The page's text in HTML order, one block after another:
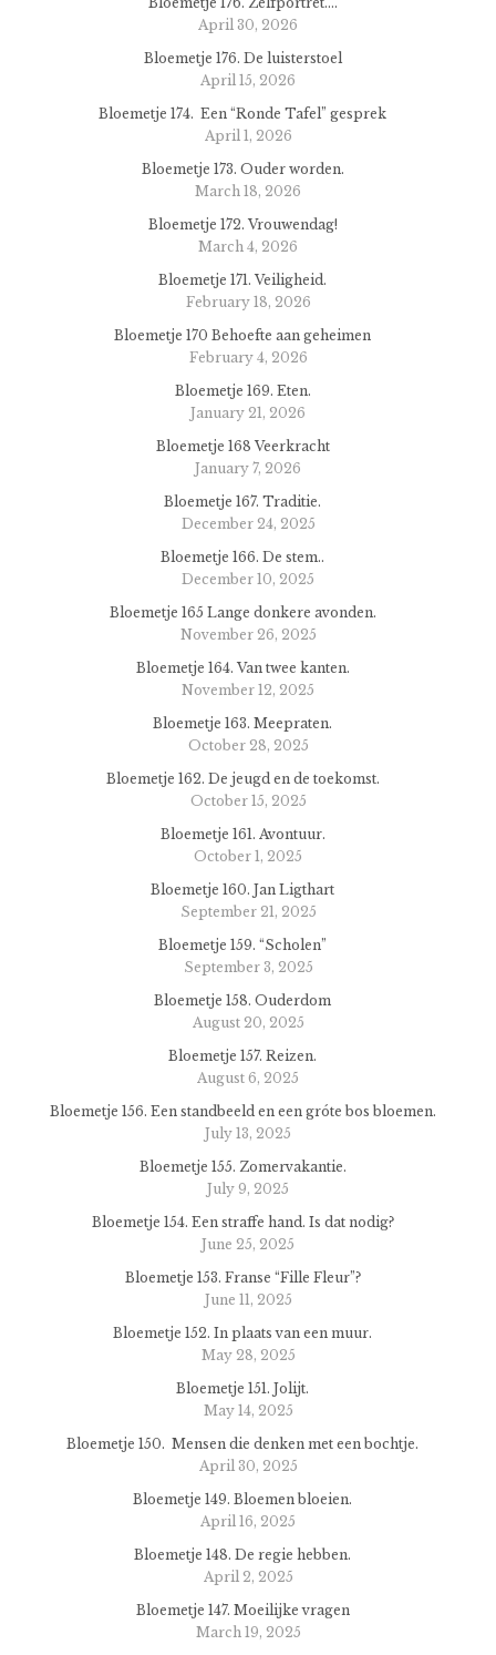
April 30, 2026
Bloemetje 176. De luisterstoel
April 15, 2026
Bloemetje 174. Een “Ronde Tafel” gesprek
April 1, 2026
Bloemetje 173. Ouder worden.
March 18, 2026
Bloemetje 172. Vrouwendag!
March 4, 2026
Bloemetje 171. Veiligheid.
February 18, 2026
Bloemetje 170 Behoefte aan geheimen
February 4, 2026
Bloemetje 169. Eten.
January 21, 2026
Bloemetje 168 Veerkracht
January 7, 2026
Bloemetje 167. Traditie.
December 24, 2025
Bloemetje 166. De stem..
December 10, 2025
Bloemetje 165 Lange donkere avonden.
November 26, 2025
Bloemetje 164. Van twee kanten.
November 12, 2025
Bloemetje 163. Meepraten.
October 28, 2025
Bloemetje 162. De jeugd en de toekomst.
October 15, 2025
Bloemetje 161. Avontuur.
October 1, 2025
Bloemetje 160. Jan Ligthart
September 21, 2025
Bloemetje 159. “Scholen”
September 3, 2025
Bloemetje 158. Ouderdom
August 20, 2025
Bloemetje 157. Reizen.
August 6, 2025
Bloemetje 156. Een standbeeld en een gróte bos bloemen.
July 13, 2025
Bloemetje 155. Zomervakantie.
July 9, 2025
Bloemetje 154. Een straffe hand. Is dat nodig?
June 25, 2025
Bloemetje 153. Franse “Fille Fleur”?
June 11, 2025
Bloemetje 152. In plaats van een muur.
May 28, 2025
Bloemetje 151. Jolijt.
May 14, 2025
Bloemetje 150. Mensen die denken met een bochtje.
April 30, 2025
Bloemetje 149. Bloemen bloeien.
April 16, 2025
Bloemetje 148. De regie hebben.
April 2, 2025
Bloemetje 147. Moeilijke vragen
March 19, 2025